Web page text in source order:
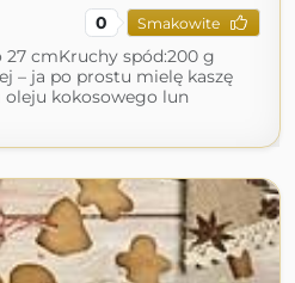
0 Smakowite
27 cmKruchy spód:200 g
– ja po prostu mielę kaszę
oleju kokosowego lun